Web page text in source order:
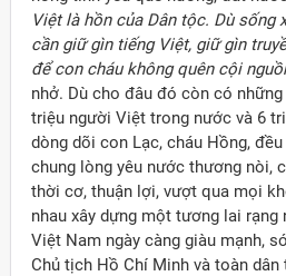
Việt là hồn của Dân tộc. Dù sống
cần giữ gìn tiếng Việt, giữ gìn
để con cháu không quên cội
nhở. Dù cho đâu đó còn có
triệu người Việt trong nước và 6
dòng dõi con Lạc, cháu Hồng,
chung lòng yêu nước thương nòi,
thời cơ, thuận lợi, vượt qua mọi
nhau xây dựng một tương lai
Việt Nam ngày càng giàu mạnh,
Chủ tịch Hồ Chí Minh và toàn dân